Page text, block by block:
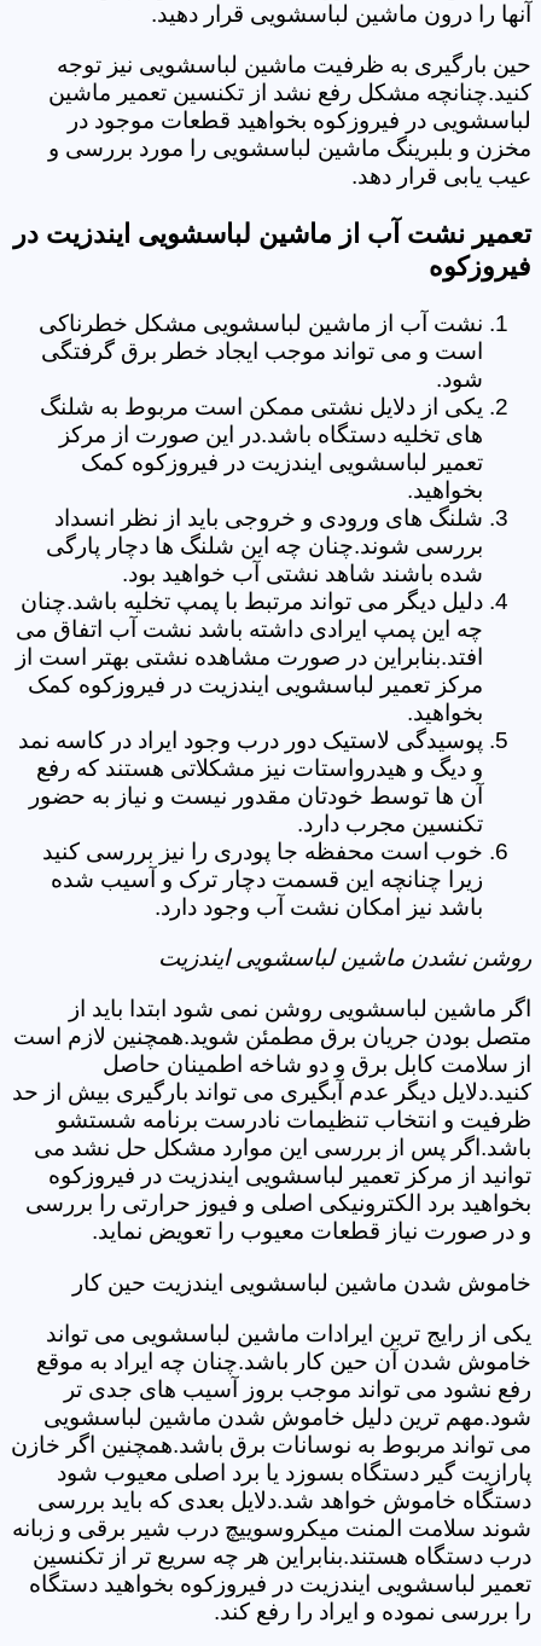
آنها را درون ماشین لباسشویی قرار دهید.
حین بارگیری به ظرفیت ماشین لباسشویی نیز توجه
کنید.چنانچه مشکل رفع نشد از تکنسین تعمیر ماشین
لباسشویی در فیروزکوه بخواهید قطعات موجود در
مخزن و بلبرینگ ماشین لباسشویی را مورد بررسی و
عیب یابی قرار دهد.
تعمیر نشت آب از ماشین لباسشویی ایندزیت در
فیروزکوه
نشت آب از ماشین لباسشویی مشکل خطرناکی
است و می تواند موجب ایجاد خطر برق گرفتگی
شود.
یکی از دلایل نشتی ممکن است مربوط به شلنگ
های تخلیه دستگاه باشد.در این صورت از مرکز
تعمیر لباسشویی ایندزیت در فیروزکوه کمک
بخواهید.
شلنگ های ورودی و خروجی باید از نظر انسداد
بررسی شوند.چنان چه این شلنگ ها دچار پارگی
شده باشند شاهد نشتی آب خواهید بود.
دلیل دیگر می تواند مرتبط با پمپ تخلیه باشد.چنان
چه این پمپ ایرادی داشته باشد نشت آب اتفاق می
افتد.بنابراین در صورت مشاهده نشتی بهتر است از
مرکز تعمیر لباسشویی ایندزیت در فیروزکوه کمک
بخواهید.
پوسیدگی لاستیک دور درب وجود ایراد در کاسه نمد
و دیگ و هیدرواستات نیز مشکلاتی هستند که رفع
آن ها توسط خودتان مقدور نیست و نیاز به حضور
تکنسین مجرب دارد.
خوب است محفظه جا پودری را نیز بررسی کنید
زیرا چنانچه این قسمت دچار ترک و آسیب شده
باشد نیز امکان نشت آب وجود دارد.
روشن نشدن ماشین لباسشویی ایندزیت
اگر ماشین لباسشویی روشن نمی شود ابتدا باید از
متصل بودن جریان برق مطمئن شوید.همچنین لازم است
از سلامت کابل برق و دو شاخه اطمینان حاصل
کنید.دلایل دیگر عدم آبگیری می تواند بارگیری بیش از حد
ظرفیت و انتخاب تنظیمات نادرست برنامه شستشو
باشد.اگر پس از بررسی این موارد مشکل حل نشد می
توانید از مرکز تعمیر لباسشویی ایندزیت در فیروزکوه
بخواهید برد الکترونیکی اصلی و فیوز حرارتی را بررسی
و در صورت نیاز قطعات معیوب را تعویض نماید.
خاموش شدن ماشین لباسشویی ایندزیت حین کار
یکی از رایج ترین ایرادات ماشین لباسشویی می تواند
خاموش شدن آن حین کار باشد.چنان چه ایراد به موقع
رفع نشود می تواند موجب بروز آسیب های جدی تر
شود.مهم ترین دلیل خاموش شدن ماشین لباسشویی
می تواند مربوط به نوسانات برق باشد.همچنین اگر خازن
پارازیت گیر دستگاه بسوزد یا برد اصلی معیوب شود
دستگاه خاموش خواهد شد.دلایل بعدی که باید بررسی
شوند سلامت المنت میکروسوییچ درب شیر برقی و زبانه
درب دستگاه هستند.بنابراین هر چه سریع تر از تکنسین
تعمیر لباسشویی ایندزیت در فیروزکوه بخواهید دستگاه
را بررسی نموده و ایراد را رفع کند.